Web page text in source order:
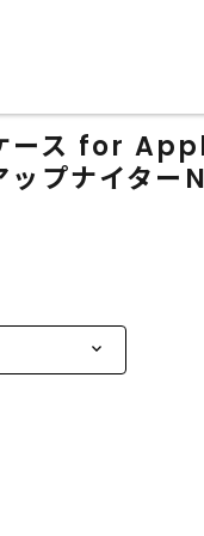
ース for
プナイター